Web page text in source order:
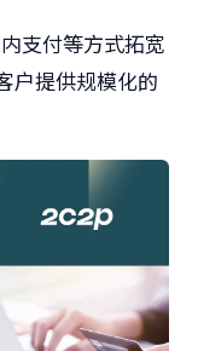
支付等方式拓宽
户提供规模化的